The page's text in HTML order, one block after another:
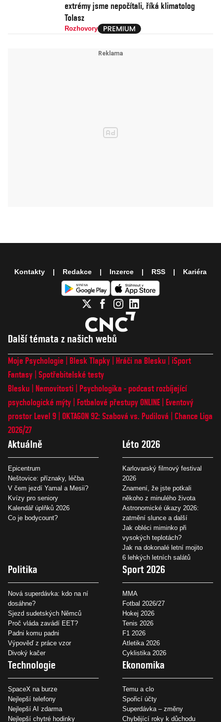
extrémy jsme nepočítali, říká klimatolog
Tolasz
Rozhovory
Další témata z našich webů
Moje Psychologie Blesk Tlapky Hráči na Blesku
iSport
Fantasy Spotřebitelské testy
Blesku
Nemovitosti
Psychologika - podcast rozbíjející
psychologické mýty
Fotbalové přestupy ONLINE
Eventový
prostor Level 9 OKTAGON 92: Szabová vs. Pudilová
Chance Liga
2026/27
Aktuálně
Epicentrum
Neštovice: příznaky, léčba
V čem jezdí Yamal a Mesii?
Kvízy pro seniory
Kalendář úplňků 2026
Co je bodycount?
Léto 2026
Karlovarský filmový festival
2026
Znamení, že jste potkali
někoho z minulého života
Astronomické úkazy 2026:
zatmění slunce a další
Jak obléci miminko při
vysokých teplotách?
Jak na dokonalé letní mojito
6 lehkých letních salátů
Politika
Nová superdávka: kdo na ní
dosáhne?
Sjezd sudetských Němců
Proč vláda zavádí EET?
Padni komu padni
Výpověď z práce vzor
Divoký kačer
Sport 2026
MMA
Fotbal 2026/27
Hokej 2026
Tenis 2026
F1 2026
Atletika 2026
Cyklistika 2026
Technologie
SpaceX na burze
Nejlepší telefony
Nejlepší AI zdarma
Nejlepší chytré hodinky
Ekonomika
Temu a clo
Spořicí účty
Superdávka – změny
Chybějící roky k důchodu
Kontakty Redakce Inzerce RSS Kariéra